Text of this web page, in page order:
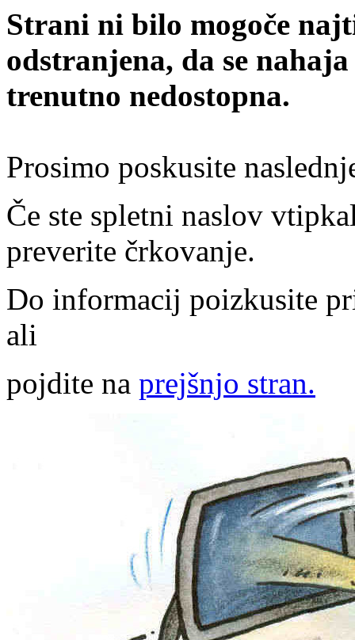
Strani ni bilo mogoče
odstranjena, da se
trenutno nedostopna.
Prosimo poskusite
Če ste spletni naslov
preverite črkovanje.
Do informacij poizkusite
ali
pojdite na prejšnjo stran.